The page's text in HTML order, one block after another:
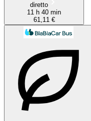
diretto
11 h 40 min
61,11 €